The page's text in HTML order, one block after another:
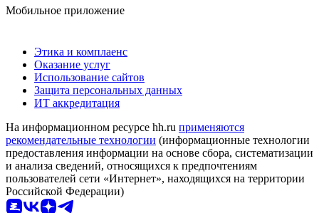
Мобильное приложение
Этика и комплаенс
Оказание услуг
Использование сайтов
Защита персональных данных
ИТ аккредитация
На информационном ресурсе hh.ru применяются
рекомендательные технологии (информационные технологии
предоставления информации на основе сбора, систематизации
и анализа сведений, относящихся к предпочтениям
пользователей сети «Интернет», находящихся на территории
Российской Федерации)